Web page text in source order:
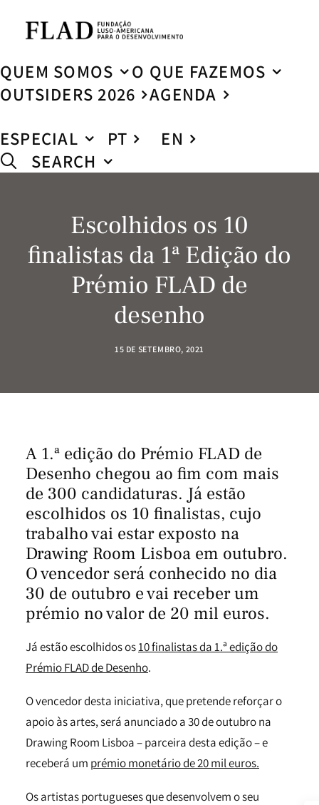
QUEM SOMOS
O QUE FAZEMOS
OUTSIDERS 2026
AGENDA
ESPECIAL
PT
EN
SEARCH
Escolhidos os 10
finalistas da 1ª Edição do
Prémio FLAD de
desenho
15 DE SETEMBRO, 2021
A 1.ª edição do Prémio FLAD de
Desenho chegou ao fim com mais
de 300 candidaturas. Já estão
escolhidos os 10 finalistas, cujo
trabalho vai estar exposto na
Drawing Room Lisboa em outubro.
O vencedor será conhecido no dia
30 de outubro e vai receber um
prémio no valor de 20 mil euros.
Já estão escolhidos os10 finalistas da 1.ª edição do
Prémio FLAD de Desenho.
O vencedor desta iniciativa, que pretende reforçar o
apoio às artes, será anunciado a 30 de outubro na
Drawing Room Lisboa – parceira desta edição – e
receberá um prémio monetário de 20 mil euros.
Os artistas portugueses que desenvolvem o seu